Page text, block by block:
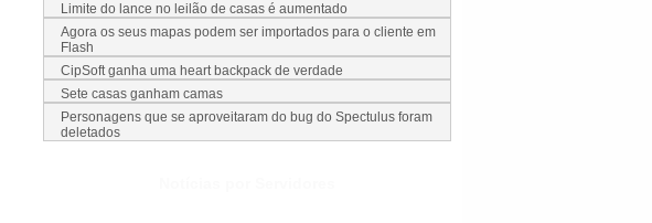
Limite do lance no leilão de casas é aumentado
Agora os seus mapas podem ser importados para o cliente em
Flash
CipSoft ganha uma heart backpack de verdade
Sete casas ganham camas
Personagens que se aproveitaram do bug do Spectulus foram
deletados